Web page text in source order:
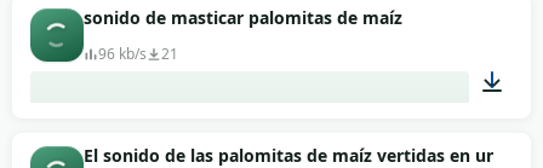
sonido de masticar palomitas de maíz
96 kb/s 21
00:03
El sonido de las palomitas de maíz vertidas en una